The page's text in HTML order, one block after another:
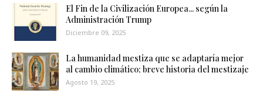
El Fin de la Civilización Europea... según la
Administración Trump
Diciembre 09, 2025
La humanidad mestiza que se adaptaría mejor
al cambio climático; breve historia del mestizaje
Agosto 19, 2025